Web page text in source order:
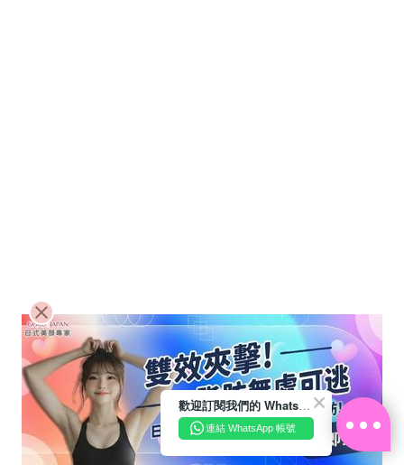
歡迎訂閱我們的 WhatsApp Business 帳號
連結 WhatsApp 帳號